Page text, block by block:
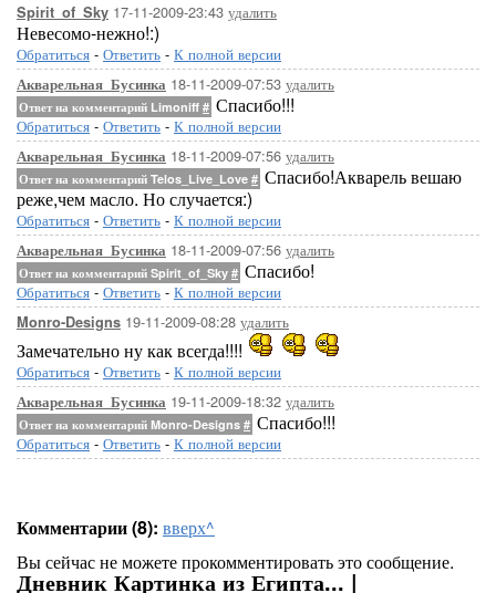
Spirit_of_Sky 17-11-2009-23:43 удалить
Невесомо-нежно!:)
Обратиться - Ответить - К полной версии
Акварельная_Бусинка 18-11-2009-07:53 удалить
Ответ на комментарий Limoniff # Спасибо!!!
Обратиться - Ответить - К полной версии
Акварельная_Бусинка 18-11-2009-07:56 удалить
Ответ на комментарий Telos_Live_Love # Спасибо!Акварель вешаю
реже,чем масло. Но случается:)
Обратиться - Ответить - К полной версии
Акварельная_Бусинка 18-11-2009-07:56 удалить
Ответ на комментарий Spirit_of_Sky # Спасибо!
Обратиться - Ответить - К полной версии
Monro-Designs 19-11-2009-08:28 удалить
Замечательно ну как всегда!!!!
Обратиться - Ответить - К полной версии
Акварельная_Бусинка 19-11-2009-18:32 удалить
Ответ на комментарий Monro-Designs # Спасибо!!!
Обратиться - Ответить - К полной версии
Комментарии (8): вверх^
Вы сейчас не можете прокомментировать это сообщение.
Дневник Картинка из Египта... |